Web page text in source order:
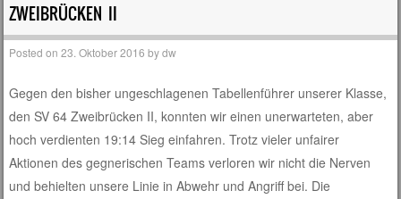
ZWEIBRÜCKEN II
Posted on23. Oktober 2016 bydw
Gegen den bisher ungeschlagenen Tabellenführer unserer Klasse,
den SV 64 Zweibrücken II, konnten wir einen unerwarteten, aber
hoch verdienten 19:14 Sieg einfahren. Trotz vieler unfairer
Aktionen des gegnerischen Teams verloren wir nicht die Nerven
und behielten unsere Linie in Abwehr und Angriff bei. Die